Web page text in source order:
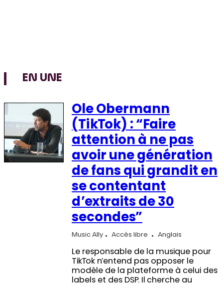
EN UNE
Ole Obermann
(TikTok) : “Faire
attention à ne pas
avoir une génération
de fans qui grandit en
se contentant
d’extraits de 30
secondes”
Music Ally Accès libre Anglais
Le responsable de la musique pour
TikTok n’entend pas opposer le
modèle de la plateforme à celui des
labels et des DSP. Il cherche au